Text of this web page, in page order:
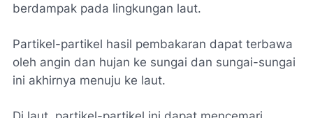
berdampak pada lingkungan laut.
Partikel-partikel hasil pembakaran dapat terbawa
oleh angin dan hujan ke sungai dan sungai-sungai
ini akhirnya menuju ke laut.